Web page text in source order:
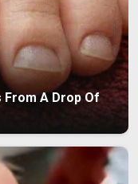
From A Drop Of